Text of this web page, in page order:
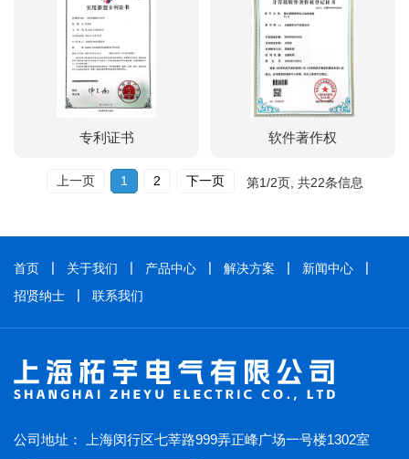
专利证书 软件著作权
上一页 1 2 下一页 第1/2页, 共22条信息
首页 关于我们 产品中心 解决方案
新闻中心
招贤纳士
联系我们
公司地址： 上海闵行区七莘路999弄正峰广场一号楼1302室